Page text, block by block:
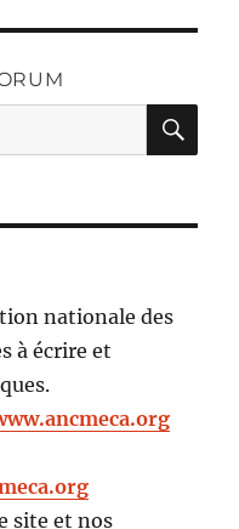
nationale des
à écrire et
site et nos